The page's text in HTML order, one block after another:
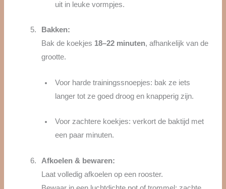
uit in leuke vormpjes.
Bakken:
Bak de koekjes 18–22 minuten, afhankelijk van de
grootte.
Voor harde trainingssnoepjes: bak ze iets
langer tot ze goed droog en knapperig zijn.
Voor zachtere koekjes: verkort de baktijd met
een paar minuten.
Afkoelen & bewaren:
Laat volledig afkoelen op een rooster.